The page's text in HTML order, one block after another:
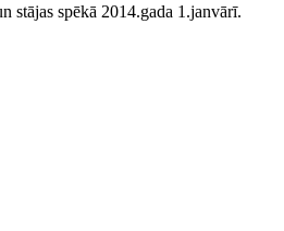
stājas spēkā 2014.gada 1.janvārī.